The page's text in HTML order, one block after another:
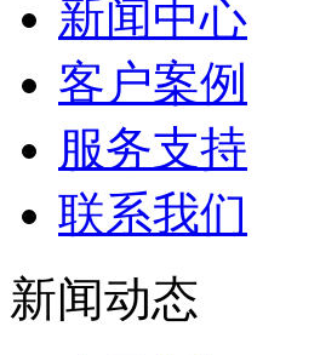
新闻中心
客户案例
服务支持
联系我们
新闻动态